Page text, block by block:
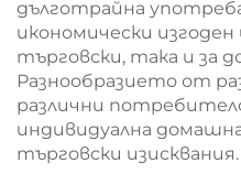
дълготрайна
икономически изгоден
търговски, така и за
Разнообразието от
различни
индивидуална
търговски изисквания.